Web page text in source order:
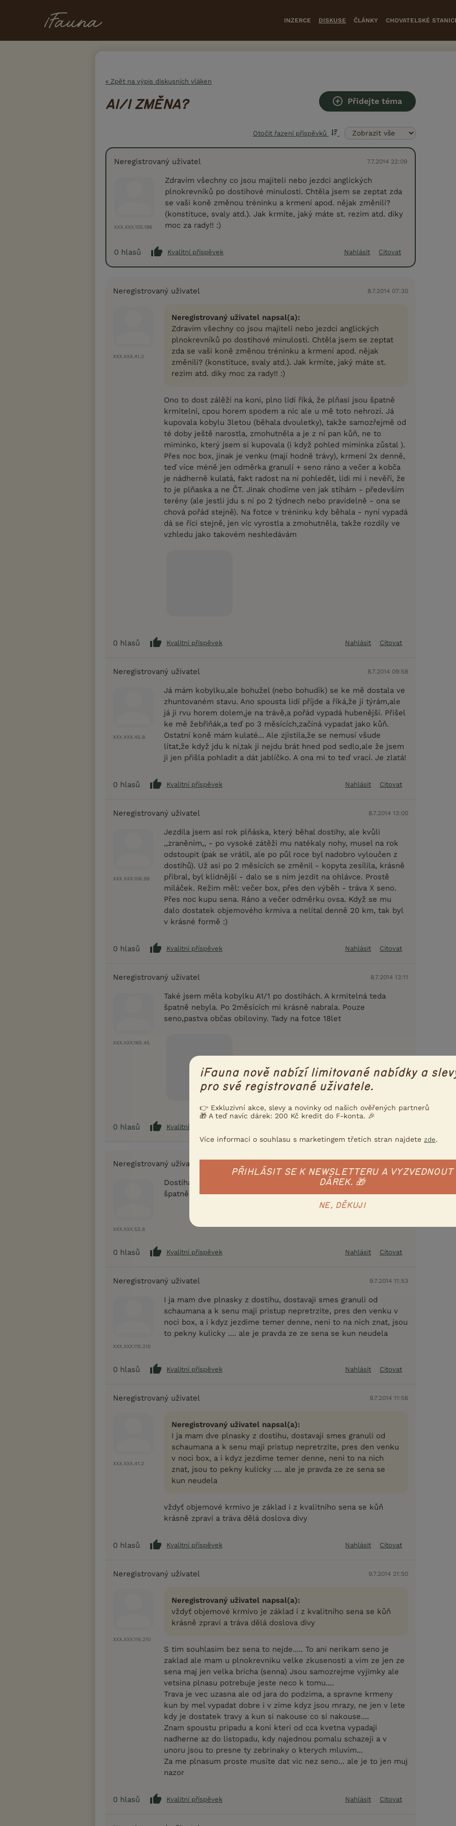
INZERCE DISKUSE ČLÁNKY CHOVATELSKÉ
« Zpět na výpis diskusních vláken
A1/1 ZMĚNA? Přidejte téma
Otočit řazení příspěvků
Neregistrovaný uživatel 7.7.2014 22:09
XXX.XXX.105.196
Zdravím všechny co jsou majiteli nebo jezdci anglických
plnokrevníků po dostihové minulosti. Chtěla jsem se zeptat zda
se vaši koně změnou tréninku a krmení apod. nějak změnili?
(konstituce, svaly atd.). Jak krmíte, jaký máte st. rezim atd. diky
moc za rady!! :)
0 hlasů Kvalitní příspěvek Nahlásit Citovat
Neregistrovaný uživatel 8.7.2014 07:30
XXX.XXX.41.2
Neregistrovaný uživatel napsal(a):
Zdravím všechny co jsou majiteli nebo jezdci anglických
plnokrevníků po dostihové minulosti. Chtěla jsem se zeptat
zda se vaši koně změnou tréninku a krmení apod. nějak
změnili? (konstituce, svaly atd.). Jak krmíte, jaký máte st.
rezim atd. diky moc za rady!! :)
Ono to dost zálěží na koni, plno lidí říká, že plňasi jsou špatně
krmitelní, cpou horem spodem a nic ale u mě toto nehrozí. Já
kupovala kobylu 3letou (běhala dvouletky), takže samozřejmě od
té doby ještě narostla, zmohutněla a je z ní pan kůň, ne to
miminko, který jsem si kupovala (i když pohled miminka zůstal ).
Přes noc box, jinak je venku (mají hodně trávy), krmení 2x denně,
teď více méně jen odměrka granulí + seno ráno a večer a kobča
je nádherně kulatá, fakt radost na ní pohledět, lidi mi i nevěří, že
to je plňaska a ne ČT. Jinak chodíme ven jak stíhám - především
terény (ale jestli jdu s ní po 2 týdnech nebo pravidelně - ona se
chová pořád stejně). Na fotce v tréninku kdy běhala - nyní vypadá
dá se říci stejně, jen víc vyrostla a zmohutněla, takže rozdíly ve
vzhledu jako takovém neshledávám
0 hlasů Kvalitní příspěvek Nahlásit Citovat
Neregistrovaný uživatel 8.7.2014 09:58
XXX.XXX.45.8
Já mám kobylku,ale bohužel (nebo bohudík) se ke mě dostala ve
zhuntovaném stavu. Ano spousta lidí příjde a říká,že ji týrám,ale
já ji rvu horem dolem,je na trávě,a pořád vypadá hubenější. Přišel
ke mě žebřiňák,a teď po 3 měsících,začíná vypadat jako kůň.
Ostatní koně mám kulaté... Ale zjistila,že se nemusí všude
lítat,že když jdu k ní,tak ji nejdu brát hned pod sedlo,ale že jsem
ji jen přišla pohladit a dát jablíčko. A ona mi to teď vrací. Je zlatá!
0 hlasů Kvalitní příspěvek Nahlásit Citovat
Neregistrovaný uživatel 8.7.2014 13:00
XXX.XXX.106.98
Jezdila jsem asi rok plňáska, který běhal dostihy, ale kvůli
,,zraněním,, - po vysoké zátěži mu natékaly nohy, musel na rok
odstoupit (pak se vrátil, ale po půl roce byl nadobro vyloučen z
dostihů). Už asi po 2 měsících se změnil - kopyta zesílila, krásně
přibral, byl klidnější - dalo se s ním jezdit na ohlávce. Prostě
miláček. Režim měl: večer box, přes den výběh - tráva X seno.
Přes noc kupu sena. Ráno a večer odměrku ovsa. Když se mu
dalo dostatek objemového krmiva a nelítal denně 20 km, tak byl
v krásné formě :)
0 hlasů Kvalitní příspěvek Nahlásit Citovat
Neregistrovaný uživatel 8.7.2014 13:11
XXX.XXX.165.45
Také jsem měla kobylku A1/1 po dostihách. A krmitelná teda
špatně nebyla. Po 2měsících mi krásně nabrala. Pouze
seno,pastva občas obiloviny. Tady na fotce 18let
0 hlasů Kvalitní příspěvek
Neregistrovaný uživatel
XXX.XXX.52.8
Dostiháci často mívají žaludeční vředy a i díky tomu jsou pak
špatně krmitelní.
0 hlasů Kvalitní příspěvek Nahlásit Citovat
Neregistrovaný uživatel 9.7.2014 11:53
XXX.XXX.115.210
I ja mam dve plnasky z dostihu, dostavaji smes granuli od
schaumana a k senu maji pristup nepretrzite, pres den venku v
noci box, a i kdyz jezdime temer denne, neni to na nich znat, jsou
to pekny kulicky .... ale je pravda ze ze sena se kun neudela
0 hlasů Kvalitní příspěvek Nahlásit Citovat
Neregistrovaný uživatel 9.7.2014 11:56
XXX.XXX.41.2
Neregistrovaný uživatel napsal(a):
I ja mam dve plnasky z dostihu, dostavaji smes granuli od
schaumana a k senu maji pristup nepretrzite, pres den venku
v noci box, a i kdyz jezdime temer denne, neni to na nich
znat, jsou to pekny kulicky .... ale je pravda ze ze sena se
kun neudela
vždyť objemové krmivo je základ i z kvalitního sena se kůň
krásně zpraví a tráva dělá doslova divy
0 hlasů Kvalitní příspěvek Nahlásit Citovat
Neregistrovaný uživatel 9.7.2014 21:50
XXX.XXX.115.210
Neregistrovaný uživatel napsal(a):
vždyť objemové krmivo je základ i z kvalitního sena se kůň
krásně zpraví a tráva dělá doslova divy
S tim souhlasim bez sena to nejde..... To ani nerikam seno je
zaklad ale mam u plnokrevniku velke zkusenosti a vim ze jen ze
sena maj jen velka bricha (senna) Jsou samozrejme vyjimky ale
vetsina plnasu potrebuje jeste neco k tomu....
Trava je vec uzasna ale od jara do podzima, a spravne krmeny
kun by mel vypadat dobre i v zime kdyz jsou mrazy, ne jen v lete
kdy je dostatek travy a kun si nakouse co si nakouse....
Znam spoustu pripadu a koni kteri od cca kvetna vypadaji
nadherne az do listopadu, kdy najednou pomalu schazeji a v
unoru jsou to presne ty zebrinaky o kterych mluvim...
Za me plnasum proste musite dat vic nez seno... ale je to jen muj
nazor
0 hlasů Kvalitní příspěvek Nahlásit Citovat
iFauna nově nabízí limitované nabídky a
pro své registrované uživatele.
👉 Exkluzivní akce, slevy a novinky od našich ověřených partnerů
🎁 A teď navíc dárek: 200 Kč kredit do F-konta. 🎉
Více informací o souhlasu s marketingem třetích stran najdete zde.
PŘIHLÁSIT SE K NEWSLETTERU A VYZVEDNOUT
DÁREK. 🎁
NE, DĚKUJI